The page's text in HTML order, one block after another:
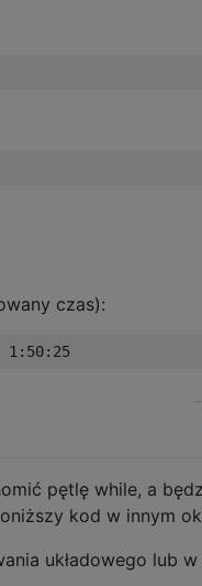
czas):
1 : 50: 25
pętlę while, a
kod w innym
układowego lub w